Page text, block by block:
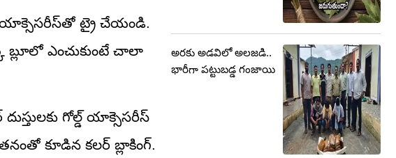
యాక్సెసరీస్‌తో ట్రై చేయండి.
బ్లూలో ఎంచుకుంటే చాలా
గోల్డ్ యాక్సెసరీస్
కూడిన కలర్ బ్లాకింగ్.
అరకు అడవిలో అలజడి..
భారీగా పట్టుబడ్డ గంజాయి